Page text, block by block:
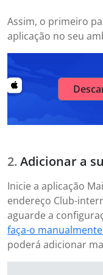
Assim, o primeiro
aplicação no seu
Adicionar a
Inicie a aplicação
endereço Club-
aguarde a
faça-o
poderá adicionar